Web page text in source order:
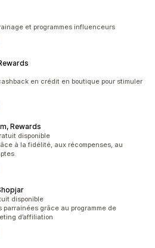
et programmes influenceurs
en crédit en boutique pour stimuler
Rewards
disponible
à la fidélité, aux récompenses, au
disponible
parrainées grâce au programme de
d’affiliation